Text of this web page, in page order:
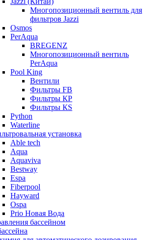
Многопозиционный вентиль для
фильтров Jazzi
Osmos
PerAqua
BREGENZ
Многопозиционный вентиль
PerAqua
Pool King
Вентили
Фильтры FB
Фильтры КP
Фильтры КS
Python
Waterline
установка
Able tech
Aqua
Aquaviva
Bestway
Espa
Fiberpool
Hayward
Ospa
Prio Новая Вода
бассейном